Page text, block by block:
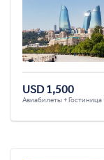
USD 1,500
Авиабилеты + Гостиница